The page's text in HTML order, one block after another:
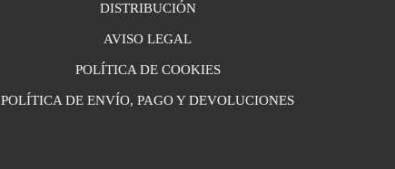
DISTRIBUCIÓN
AVISO LEGAL
POLÍTICA DE COOKIES
POLÍTICA DE ENVÍO, PAGO Y DEVOLUCIONES